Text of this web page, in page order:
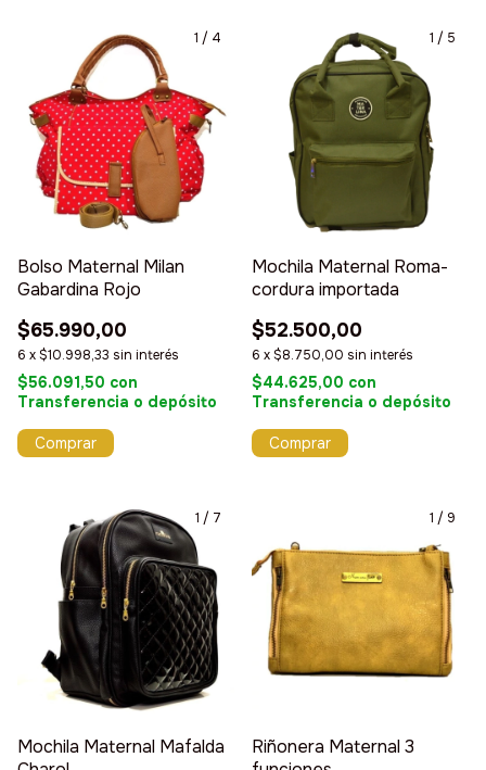
1 / 4
Bolso Maternal Milan
Gabardina Rojo
$65.990,00
6 x$10.998,33 sin interés
$56.091,50 con
Transferencia o depósito
Comprar
1 / 5
Mochila Maternal Roma-
cordura importada
$52.500,00
6 x$8.750,00 sin interés
$44.625,00 con
Transferencia o depósito
Comprar
1 / 7
Mochila Maternal Mafalda
1 / 9
Riñonera Maternal 3